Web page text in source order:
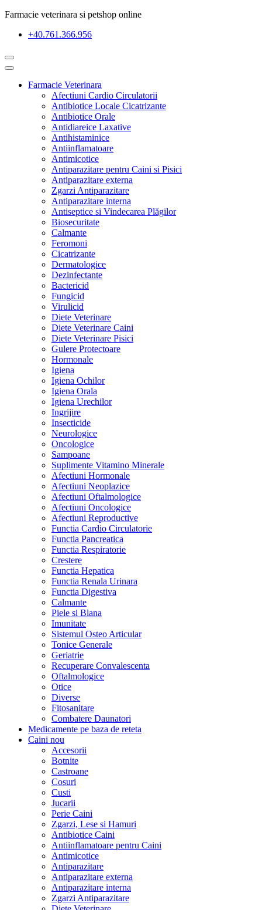
Farmacie veterinara si petshop online
+40.761.366.956
Farmacie Veterinara
Afectiuni Cardio Circulatorii
Antibiotice Locale Cicatrizante
Antibiotice Orale
Antidiareice Laxative
Antihistaminice
Antiinflamatoare
Antimicotice
Antiparazitare pentru Caini si Pisici
Antiparazitare externa
Zgarzi Antiparazitare
Antiparazitare interna
Antiseptice si Vindecarea Plăgilor
Biosecuritate
Calmante
Feromoni
Cicatrizante
Dermatologice
Dezinfectante
Bactericid
Fungicid
Virulicid
Diete Veterinare
Diete Veterinare Caini
Diete Veterinare Pisici
Gulere Protectoare
Hormonale
Igiena
Igiena Ochilor
Igiena Orala
Igiena Urechilor
Ingrijire
Insecticide
Neurologice
Oncologice
Sampoane
Suplimente Vitamino Minerale
Afectiuni Hormonale
Afectiuni Neoplazice
Afectiuni Oftalmologice
Afectiuni Oncologice
Afectiuni Reproductive
Functia Cardio Circulatorie
Functia Pancreatica
Functia Respiratorie
Crestere
Functia Hepatica
Functia Renala Urinara
Functia Digestiva
Calmante
Piele si Blana
Imunitate
Sistemul Osteo Articular
Tonice Generale
Geriatrie
Recuperare Convalescenta
Oftalmologice
Otice
Diverse
Fitosanitare
Combatere Daunatori
Medicamente pe baza de reteta
Caini nou
Accesorii
Botnite
Castroane
Cosuri
Custi
Jucarii
Perie Caini
Zgarzi, Lese si Hamuri
Antibiotice Caini
Antiinflamatoare pentru Caini
Antimicotice
Antiparazitare
Antiparazitare externa
Antiparazitare interna
Zgarzi Antiparazitare